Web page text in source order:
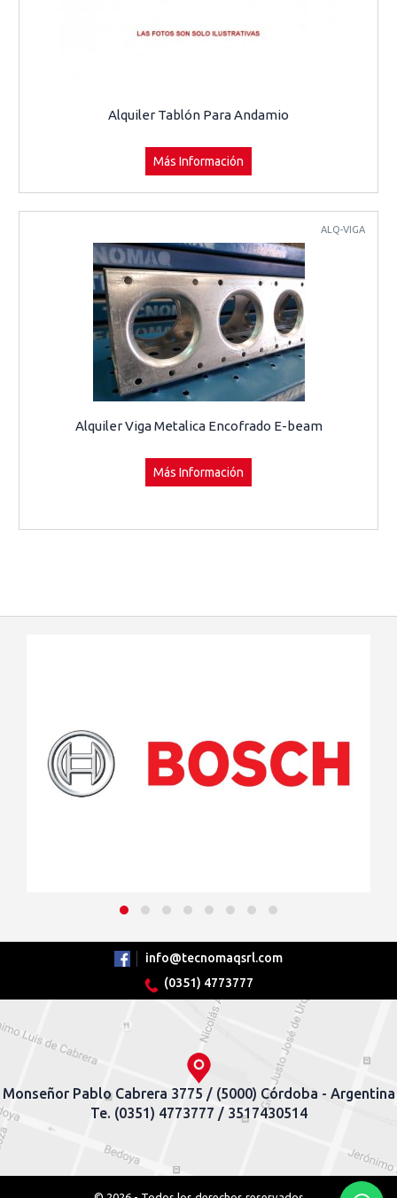
Alquiler Tablón Para Andamio
Más Información
ALQ-VIGA
Alquiler Viga Metalica Encofrado E-beam
Más Información
info@tecnomaqsrl.com
(0351) 4773777
Monseñor Pablo Cabrera 3775 / (5000) Córdoba - Argentina
Te. (0351) 4773777 / 3517430514